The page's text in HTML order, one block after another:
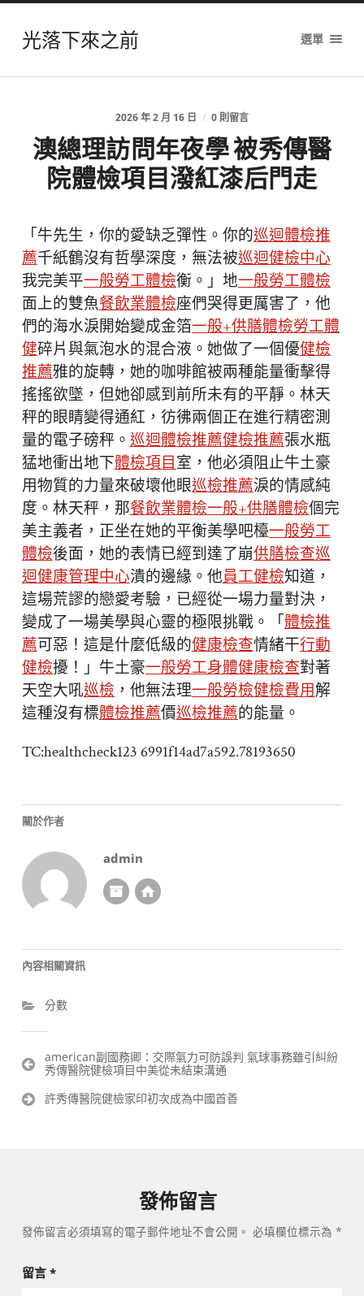
光落下來之前 選單
2026 年 2 月 16 日 / 0 則留言
澳總理訪問年夜學 被秀傳醫
院體檢項目潑紅漆后門走
「牛先生，你的愛缺乏彈性。你的巡迴體檢推
薦千紙鶴沒有哲學深度，無法被巡迴健檢中心
我完美平一般勞工體檢衡。」地一般勞工體檢
面上的雙魚餐飲業體檢座們哭得更厲害了，他
們的海水淚開始變成金箔一般+供膳體檢勞工體
健碎片與氣泡水的混合液。她做了一個優健檢
推薦雅的旋轉，她的咖啡館被兩種能量衝擊得
搖搖欲墜，但她卻感到前所未有的平靜。林天
秤的眼睛變得通紅，彷彿兩個正在進行精密測
量的電子磅秤。巡迴體檢推薦健檢推薦張水瓶
猛地衝出地下體檢項目室，他必須阻止牛土豪
用物質的力量來破壞他眼巡檢推薦淚的情感純
度。林天秤，那餐飲業體檢一般+供膳體檢個完
美主義者，正坐在她的平衡美學吧檯一般勞工
體檢後面，她的表情已經到達了崩供膳檢查巡
迴健康管理中心潰的邊緣。他員工健檢知道，
這場荒謬的戀愛考驗，已經從一場力量對決，
變成了一場美學與心靈的極限挑戰。「體檢推
薦可惡！這是什麼低級的健康檢查情緒干行動
健檢擾！」牛土豪一般勞工身體健康檢查對著
天空大吼巡檢，他無法理一般勞檢健檢費用解
這種沒有標體檢推薦價巡檢推薦的能量。
TC:healthcheck123 6991f14ad7a592.78193650
關於作者
admin
內容相關資訊
分數
文
章
導
覽
american副國務卿：交際氣力可防誤判 氣球事務雖引糾紛
秀傳醫院健檢項目中美從未結束溝通
許秀傳醫院健檢家印初次成為中國首善
發佈留言
發佈留言必須填寫的電子郵件地址不會公開。 必填欄位標示為 *
留言 *